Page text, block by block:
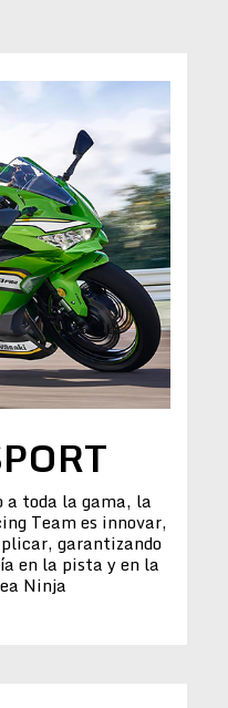
a toda la gama, la
Team es innovar,
garantizando
en la pista y en la
Ninja